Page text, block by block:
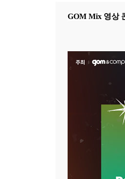
GOM Mix 영상